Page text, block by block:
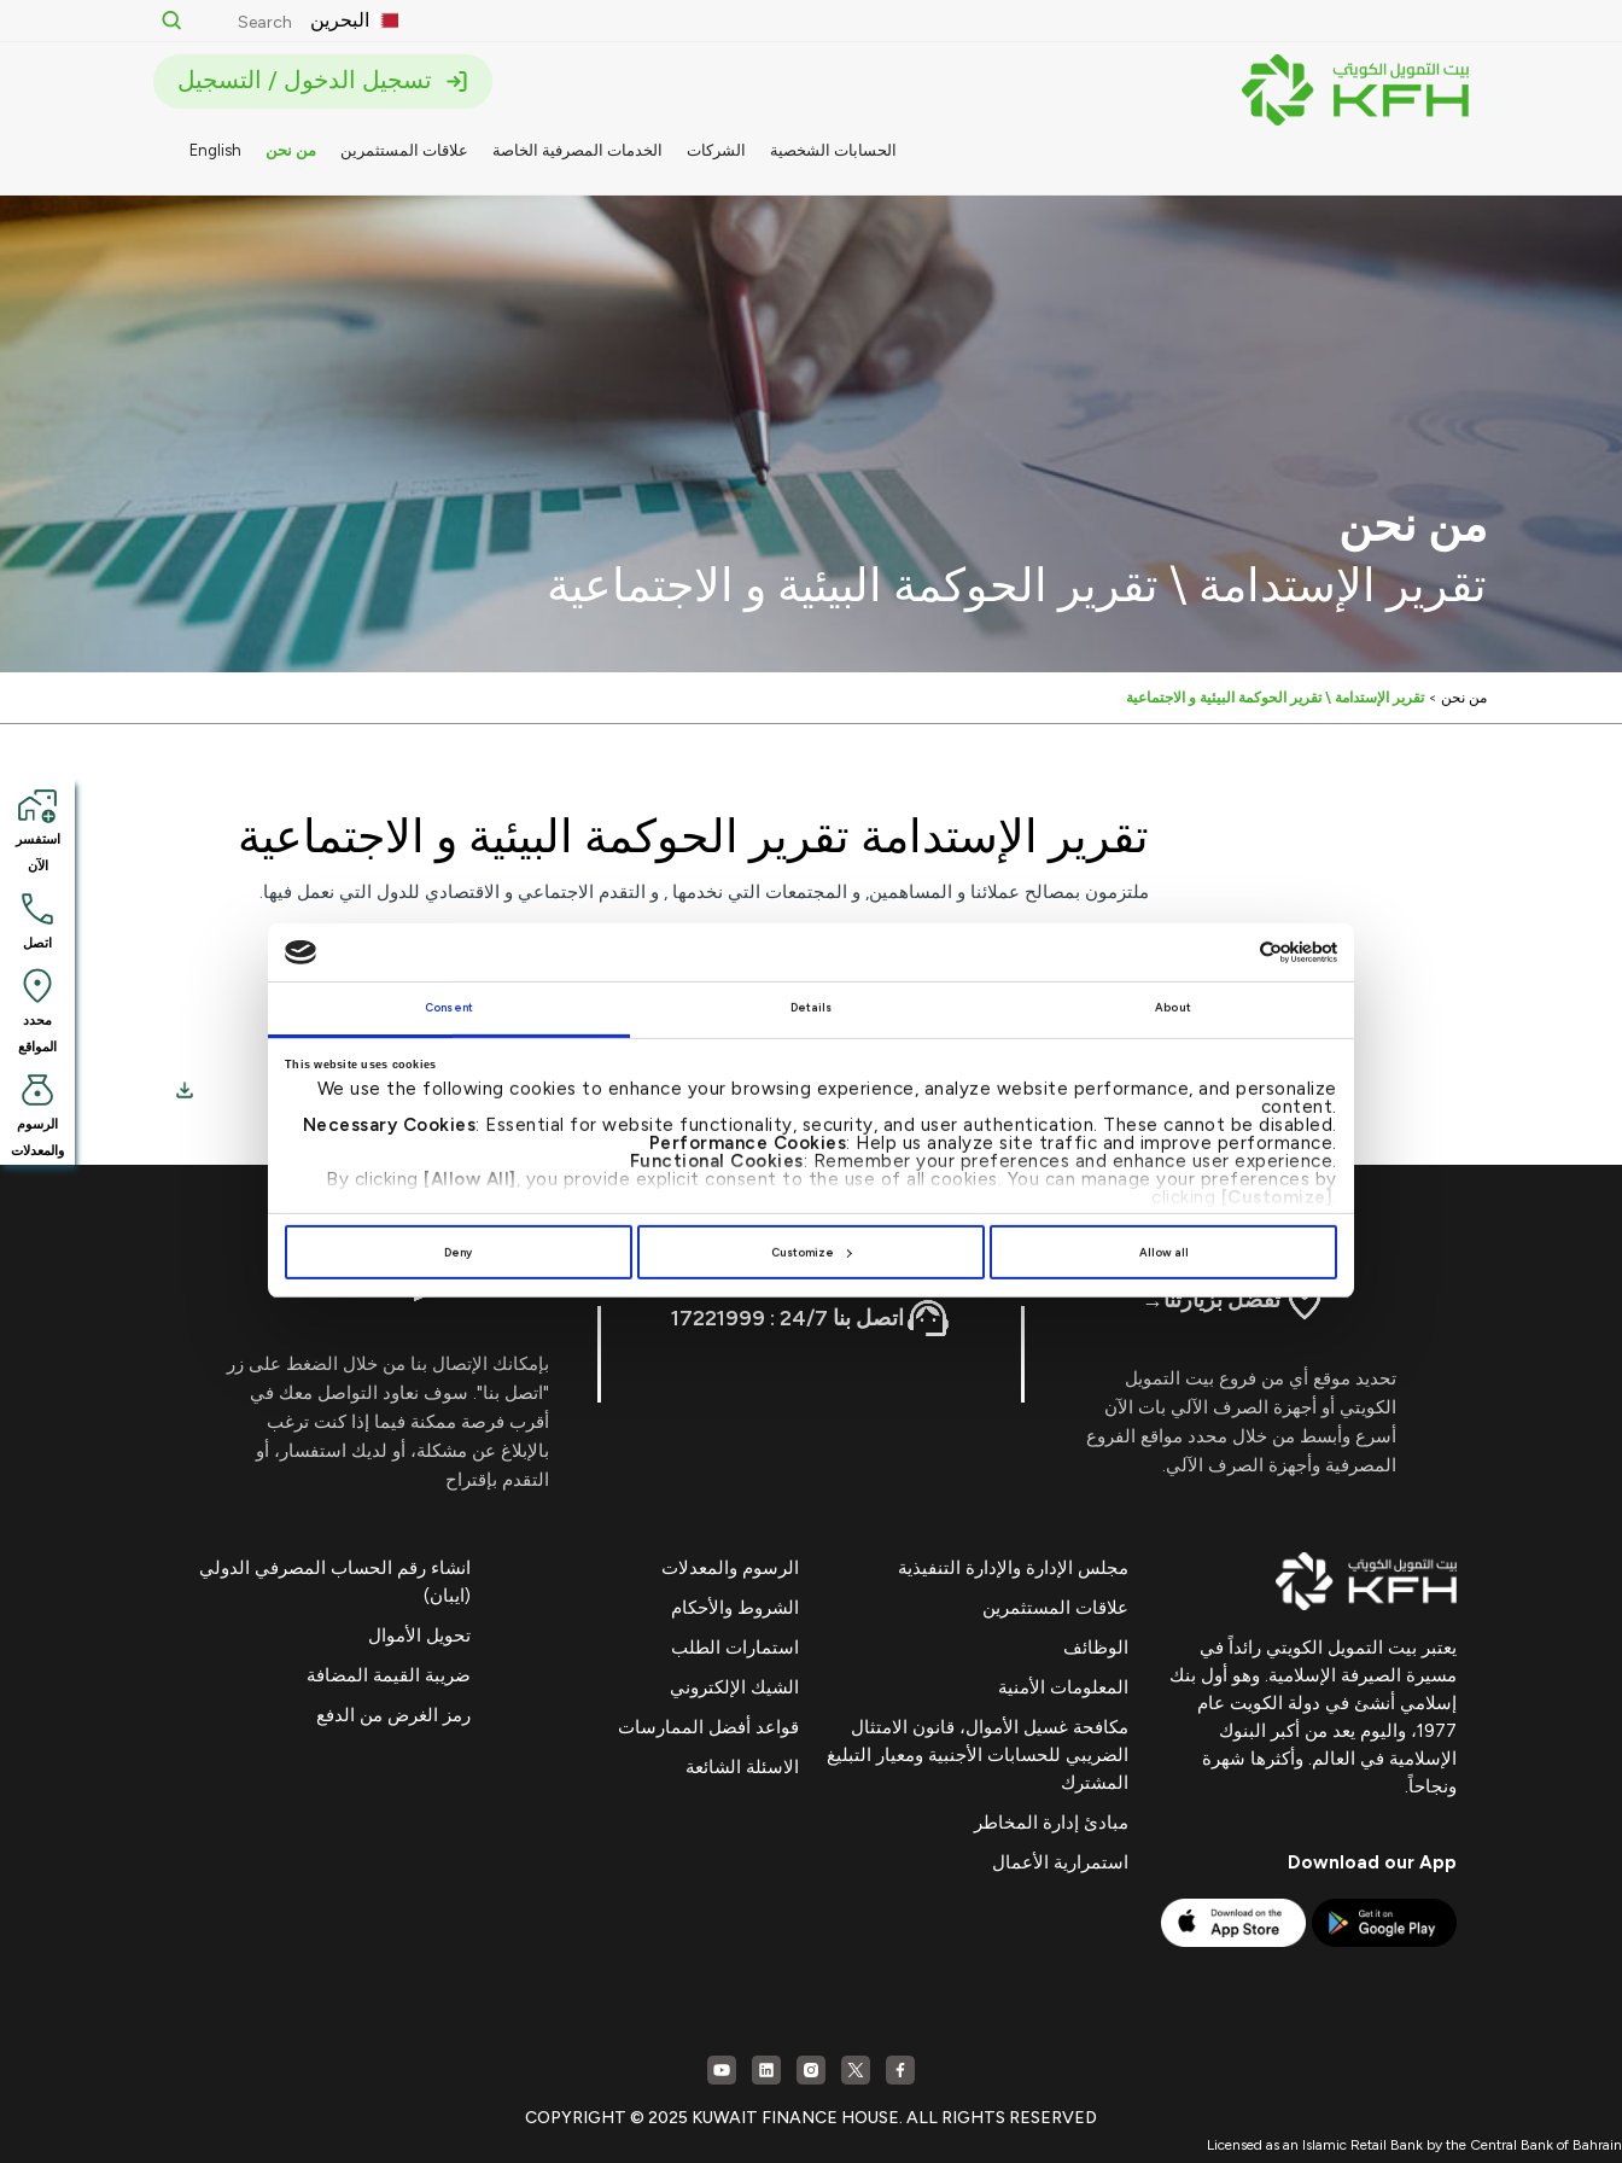
Consent Details About
This website uses cookies
We use the following cookies to enhance your browsing experience, analyze website performance, and personalize
content.
Necessary Cookies: Essential for website functionality, security, and user authentication. These cannot be disabled.
Performance Cookies: Help us analyze site traffic and improve performance.
Functional Cookies: Remember your preferences and enhance user experience.
By clicking [Allow All] , you provide explicit consent to the use of all cookies. You can manage your preferences by
clicking [Customize]
Deny Customize Allow all
البحرين
تسجيل الدخول / التسجيل
الحسابات الشخصية الشركات الخدمات المصرفية الخاصة علاقات المستثمرين من نحن English
من نحن
تقرير الإستدامة \ تقرير الحوكمة البيئية و الاجتماعية
من نحن >تقرير الإستدامة \ تقرير الحوكمة البيئية و الاجتماعية
تقرير الإستدامة تقرير الحوكمة البيئية و الاجتماعية
ملتزمون بمصالح عملائنا و المساهمين, و المجتمعات التي نخدمها , و التقدم الاجتماعي و الاقتصادي للدول التي نعمل فيها.
2025
2024
2023
2022
2021
تقرير الإستدامة \ تقرير الحوكمة البيئية و الاجتماعية 2025
تفضل بزيارتنا→
تحديد موقع أي من فروع بيت التمويل
الكويتي أو أجهزة الصرف الآلي بات الآن
أسرع وأبسط من خلال محدد مواقع الفروع
المصرفية وأجهزة الصرف الآلي.
اتصل بنا 24/7 : 17221999
اكتب لنا→
بإمكانك الإتصال بنا من خلال الضغط على زر
"اتصل بنا". سوف نعاود التواصل معك في
أقرب فرصة ممكنة فيما إذا كنت ترغب
بالإبلاغ عن مشكلة، أو لديك استفسار، أو
التقدم بإقتراح
يعتبر بيت التمويل الكويتي رائداً في
مسيرة الصيرفة الإسلامية. وهو أول بنك
إسلامي أنشئ في دولة الكويت عام
1977، واليوم يعد من أكبر البنوك
الإسلامية في العالم. وأكثرها شهرة
ونجاحاً.
Download our App
مجلس الإدارة والإدارة التنفيذية
علاقات المستثمرين
الوظائف
المعلومات الأمنية
مكافحة غسيل الأموال، قانون الامتثال
الضريبي للحسابات الأجنبية ومعيار التبليغ
المشترك
مبادئ إدارة المخاطر
استمرارية الأعمال
الرسوم والمعدلات
الشروط والأحكام
استمارات الطلب
الشيك الإلكتروني
قواعد أفضل الممارسات
الاسئلة الشائعة
انشاء رقم الحساب المصرفي الدولي
(ايبان)
تحويل الأموال
ضريبة القيمة المضافة
رمز الغرض من الدفع
COPYRIGHT © 2025 KUWAIT FINANCE HOUSE. ALL RIGHTS RESERVED
Licensed as an Islamic Retail Bank by the Central Bank of Bahrain
استفسر
الآن
اتصل
محدد
المواقع
الرسوم
والمعدلات